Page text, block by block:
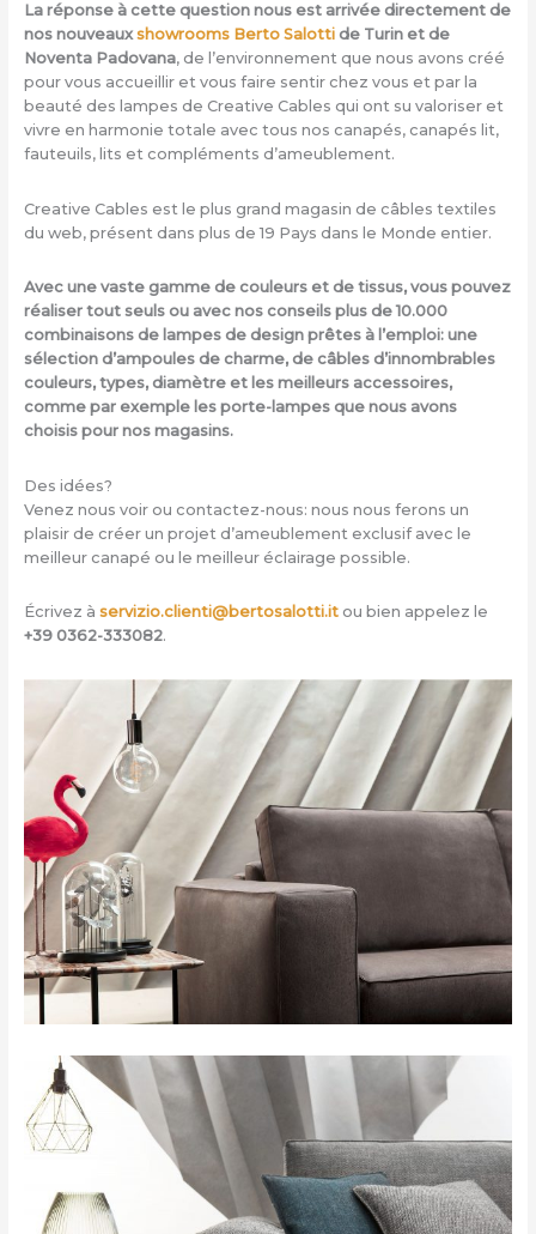
La réponse à cette question nous est arrivée directement de
nos nouveauxshowrooms Berto Salottide Turin et de
Noventa Padovana, de l’environnement que nous avons créé
pour vous accueillir et vous faire sentir chez vous et par la
beauté des lampes de Creative Cables qui ont su valoriser et
vivre en harmonie totale avec tous nos canapés, canapés lit,
fauteuils, lits et compléments d’ameublement.
Creative Cables est le plus grand magasin de câbles textiles
du web, présent dans plus de 19 Pays dans le Monde entier.
Avec une vaste gamme de couleurs et de tissus, vous pouvez
réaliser tout seuls ou avec nos conseils plus de 10.000
combinaisons de lampes de design prêtes à l’emploi: une
sélection d’ampoules de charme, de câbles d’innombrables
couleurs, types, diamètre et les meilleurs accessoires,
comme par exemple les porte-lampes que nous avons
choisis pour nos magasins.
Des idées?
Venez nous voir ou contactez-nous: nous nous ferons un
plaisir de créer un projet d’ameublement exclusif avec le
meilleur canapé ou le meilleur éclairage possible.
Écrivez à servizio.clienti@bertosalotti.itou bien appelez le
+39 0362-333082.